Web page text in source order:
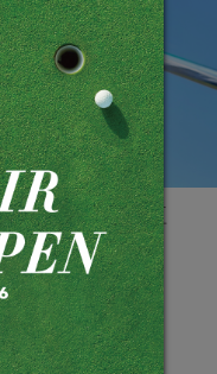
殊製程產生遠紅
吸的太陽眼